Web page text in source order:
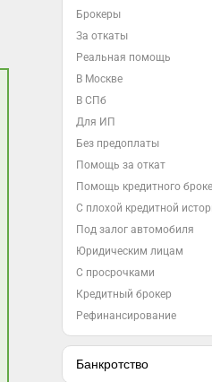
Брокеры
За откаты
Реальная помощь
В Москве
В СПб
Для ИП
Без предоплаты
Помощь за откат
Помощь кредитного
С плохой кредитной
Под залог автомобиля
Юридическим лицам
С просрочками
Кредитный брокер
Рефинансирование
Банкротство